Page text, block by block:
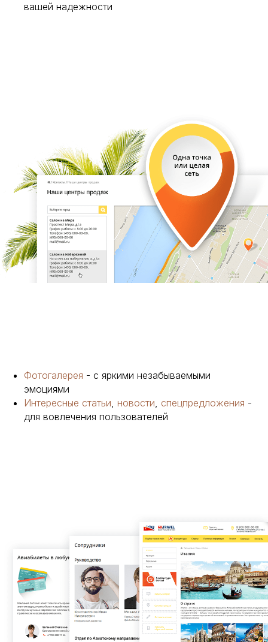
вашей надежности
Фотогалерея - с яркими незабываемыми
эмоциями
Интересные статьи, новости, спецпредложения -
для вовлечения пользователей